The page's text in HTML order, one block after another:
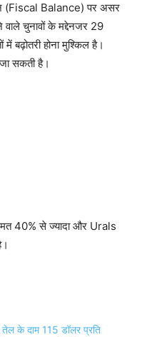
(Fiscal Balance) पर असर
वाले चुनावों के मद्देनजर 29
बढ़ोतरी होना मुश्किल है।
सकती है।
40% से ज्यादा और Urals
के दाम 115 डॉलर प्रति